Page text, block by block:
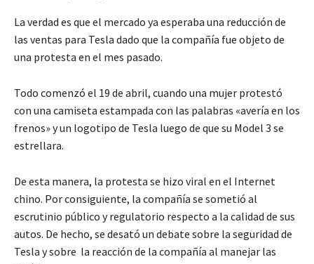
La verdad es que el mercado ya esperaba una reducción de
las ventas para Tesla dado que la compañía fue objeto de
una protesta en el mes pasado.
Todo comenzó el 19 de abril, cuando una mujer protestó
con una camiseta estampada con las palabras «avería en los
frenos» y un logotipo de Tesla luego de que su Model 3 se
estrellara.
De esta manera, la protesta se hizo viral en el Internet
chino. Por consiguiente, la compañía se sometió al
escrutinio público y regulatorio respecto a la calidad de sus
autos. De hecho, se desató un debate sobre la seguridad de
Tesla y sobre la reacción de la compañía al manejar las